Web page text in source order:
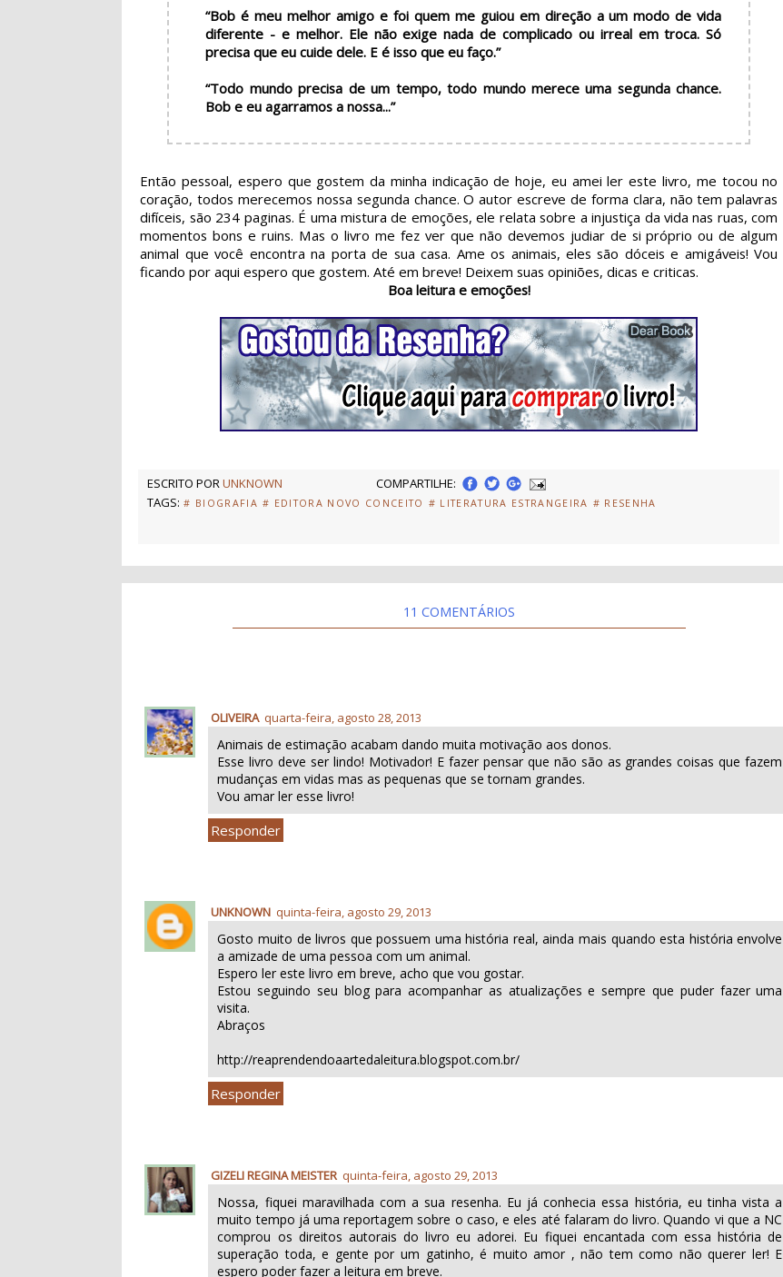
“Bob é meu melhor amigo e foi quem me guiou em direção a um modo de vida
diferente - e melhor. Ele não exige nada de complicado ou irreal em troca. Só
precisa que eu cuide dele. E é isso que eu faço.”
“Todo mundo precisa de um tempo, todo mundo merece uma segunda chance.
Bob e eu agarramos a nossa...”
Então pessoal, espero que gostem da minha indicação de hoje, eu amei ler este livro, me tocou no
coração, todos merecemos nossa segunda chance. O autor escreve de forma clara, não tem palavras
difíceis, são 234 paginas. É uma mistura de emoções, ele relata sobre a injustiça da vida nas ruas, com
momentos bons e ruins. Mas o livro me fez ver que não devemos judiar de si próprio ou de algum
animal que você encontra na porta de sua casa. Ame os animais, eles são dóceis e amigáveis! Vou
ficando por aqui espero que gostem. Até em breve! Deixem suas opiniões, dicas e criticas.
Boa leitura e emoções!
ESCRITO PORUNKNOWN
COMPARTILHE:
TAGS: # BIOGRAFIA # EDITORA NOVO CONCEITO # LITERATURA ESTRANGEIRA # RESENHA
11 COMENTÁRIOS
OLIVEIRA quarta-feira, agosto 28, 2013
Animais de estimação acabam dando muita motivação aos donos.
Esse livro deve ser lindo! Motivador! E fazer pensar que não são as grandes coisas que fazem
mudanças em vidas mas as pequenas que se tornam grandes.
Vou amar ler esse livro!
Responder
UNKNOWN quinta-feira, agosto 29, 2013
Gosto muito de livros que possuem uma história real, ainda mais quando esta história envolve
a amizade de uma pessoa com um animal.
Espero ler este livro em breve, acho que vou gostar.
Estou seguindo seu blog para acompanhar as atualizações e sempre que puder fazer uma
visita.
Abraços
http://reaprendendoaartedaleitura.blogspot.com.br/
Responder
GIZELI REGINA MEISTER quinta-feira, agosto 29, 2013
Nossa, fiquei maravilhada com a sua resenha. Eu já conhecia essa história, eu tinha vista a
muito tempo já uma reportagem sobre o caso, e eles até falaram do livro. Quando vi que a NC
comprou os direitos autorais do livro eu adorei. Eu fiquei encantada com essa história de
superação toda, e gente por um gatinho, é muito amor , não tem como não querer ler! E
espero poder fazer a leitura em breve.